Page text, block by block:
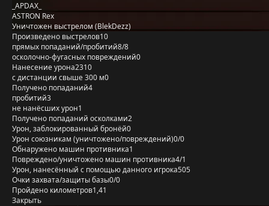
_APDAX_
ASTRON Rex
Уничтожен выстрелом (BlekDezz)
Произведено выстрелов10
прямых попаданий/пробитий8/8
осколочно-фугасных повреждений0
Нанесение урона2310
с дистанции свыше 300 м0
Получено попаданий4
пробитий3
не нанёсших урон1
Получено попаданий осколками2
Урон, заблокированный бронёй0
Урон союзникам (уничтожено/повреждений)0/0
Обнаружено машин противника1
Повреждено/уничтожено машин противника4/1
Урон, нанесённый с помощью данного игрока505
Очки захвата/защиты базы0/0
Пройдено километров1,41
Закрыть